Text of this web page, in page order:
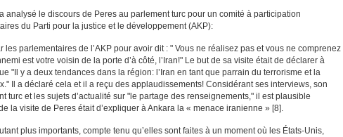
analysé le discours de Peres au parlement turc pour un comité à participation
du Parti pour la justice et le développement (AKP):
les parlementaires de l’AKP pour avoir dit : " Vous ne réalisez pas et vous ne comprenez
est votre voisin de la porte d’à côté, l’Iran!" Le but de sa visite était de déclarer à
"Il y a deux tendances dans la région: l’Iran en tant que parrain du terrorisme et la
Il a déclaré cela et il a reçu des applaudissements! Considérant ses interviews, son
turc et les sujets d’actualité sur "le partage des renseignements," il est plausible
la visite de Peres était d’expliquer à Ankara la « menace iranienne » [8].
plus importants, compte tenu qu’elles sont faites à un moment où les États-Unis,